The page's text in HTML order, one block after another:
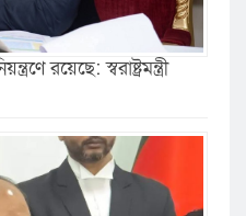
রয়েছে: স্বরাষ্ট্রমন্ত্রী